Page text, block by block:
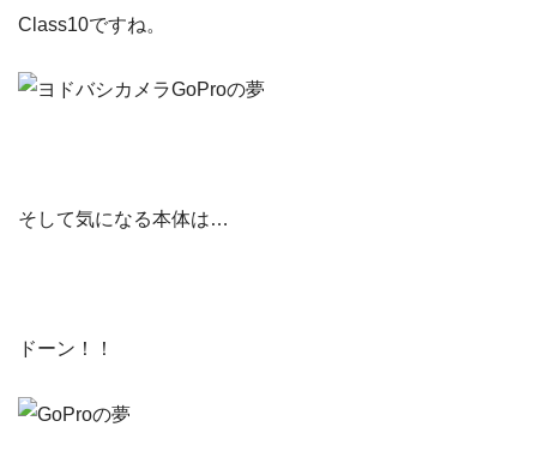
Class10ですね。
そして気になる本体は…
ドーン！！